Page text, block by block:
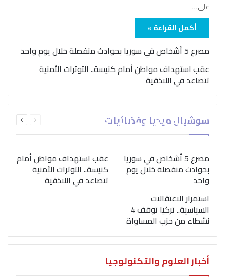
على…
أكمل القراءة »
مصرع 5 أشخاص في سوريا بحوادث منفصلة خلال يوم واحد
عقب استهداف مواطن أمام كنيسة.. التوترات الأمنية
تتصاعد في اللاذقية
سوشيال ميديا وفضائيات الصفحةالصفحة
بمناسبة اليوم الدولي..
“الصحة العالمية” تؤكد
ضرورة اتباع نهج متكامل
لمواجهة إدمان المخدرات
مصرع 5 أشخاص في سوريا
بحوادث منفصلة خلال يوم
واحد
عقب استهداف مواطن أمام
كنيسة.. التوترات الأمنية
تتصاعد في اللاذقية
استمرار الاعتقالات
السياسية.. تركيا توقف 4
نشطاء من حزب المساواة
أخبار العلوم والتكنولوجيا